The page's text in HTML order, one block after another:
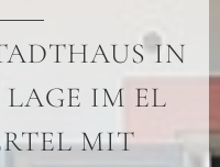
IN
IM EL
MIT